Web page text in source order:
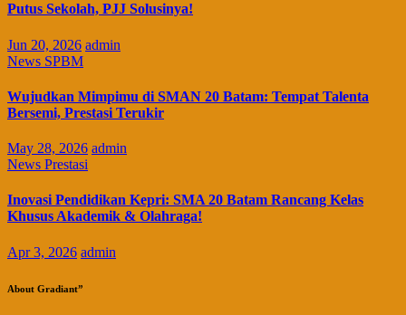
Putus Sekolah, PJJ Solusinya!
Jun 20, 2026 admin
News SPBM
Wujudkan Mimpimu di SMAN 20 Batam: Tempat Talenta
Bersemi, Prestasi Terukir
May 28, 2026 admin
News Prestasi
Inovasi Pendidikan Kepri: SMA 20 Batam Rancang Kelas
Khusus Akademik & Olahraga!
Apr 3, 2026 admin
About Gradiant”